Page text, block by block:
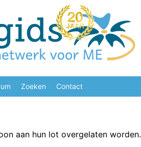
Zoeken Contact
aan hun lot overgelaten worden.